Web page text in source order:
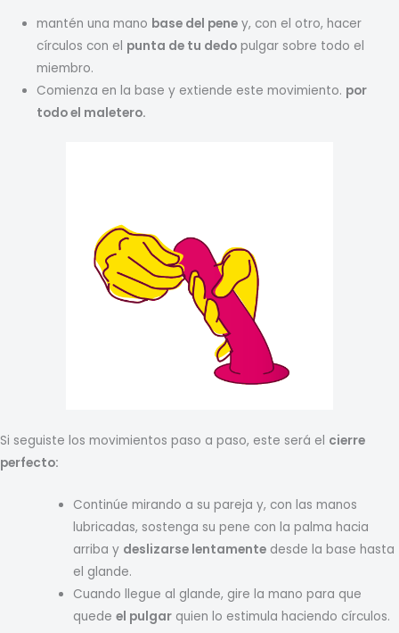
mantén una mano base del pene y, con el otro, hacer
círculos con el punta de tu dedo pulgar sobre todo el
miembro.
Comienza en la base y extiende este movimiento. por
todo el maletero.
Si seguiste los movimientos paso a paso, este será el cierre
perfecto:
Continúe mirando a su pareja y, con las manos
lubricadas, sostenga su pene con la palma hacia
arriba y deslizarse lentamente desde la base hasta
el glande.
Cuando llegue al glande, gire la mano para que
quedeel pulgar quien lo estimula haciendo círculos.